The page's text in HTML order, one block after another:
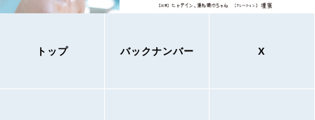
トップ バックナンバー X